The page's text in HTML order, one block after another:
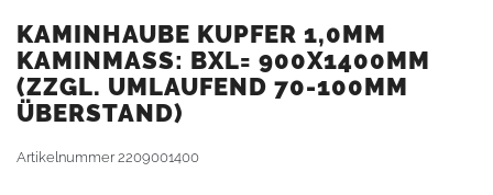
KAMINHAUBE KUPFER 1,0MM
KAMINMASS: BXL= 900X1400MM (
ZZGL. UMLAUFEND 70-100MM Ü
BERSTAND)
Artikelnummer2209001400